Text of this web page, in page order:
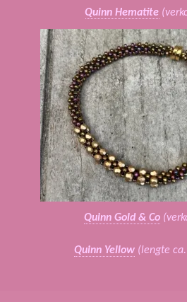
Quinn Hematite
Quinn Gold & Co
Quinn Yellow (lengte